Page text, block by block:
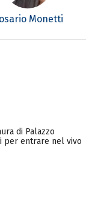
Monetti
di Palazzo
per entrare nel vivo